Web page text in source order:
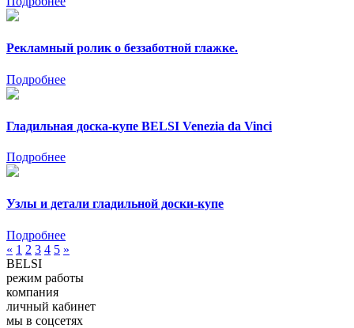
Рекламный ролик о беззаботной глажке.
Подробнее
Гладильная доска-купе BELSI Venezia da Vinci
Подробнее
Узлы и детали гладильной доски-купе
Подробнее
« 1 2 3 4 5 »
BELSI
режим работы
компания
личный кабинет
мы в соцсетях